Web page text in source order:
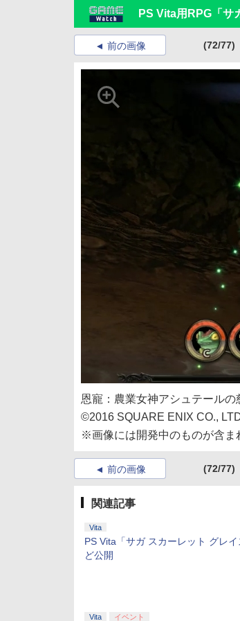
PS Vita用RPG「サ
前の画像 (72/77)
恩寵：農業女神アシュテールの
©2016 SQUARE ENIX CO.,
※画像には開発中のものが含ま
前の画像 (72/77)
関連記事
Vita
PS Vita「サガ スカーレット グレ
ど公開
Vita イベント